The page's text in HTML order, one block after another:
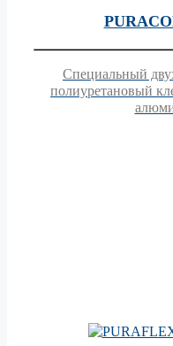
Специальный
полиуретановый